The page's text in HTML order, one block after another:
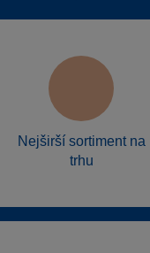
Nejširší sortiment na
trhu